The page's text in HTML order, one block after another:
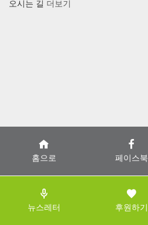
홈으로 페이스북
뉴스레터 후원하기
오시는 길 더보기